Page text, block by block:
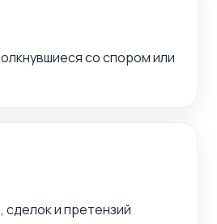
со спором или
и претензий